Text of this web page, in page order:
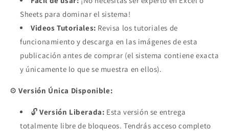
Sheets para dominar el sistema!
Videos Tutoriales: Revisa los tutoriales de
funcionamiento y descarga en las imágenes de esta
publicación antes de comprar (el sistema contiene exacta
y únicamente lo que se muestra en ellos).
⚙️Versión Única Disponible:
🔓Versión Liberada: Esta versión se entrega
totalmente libre de bloqueos. Tendrás acceso completo